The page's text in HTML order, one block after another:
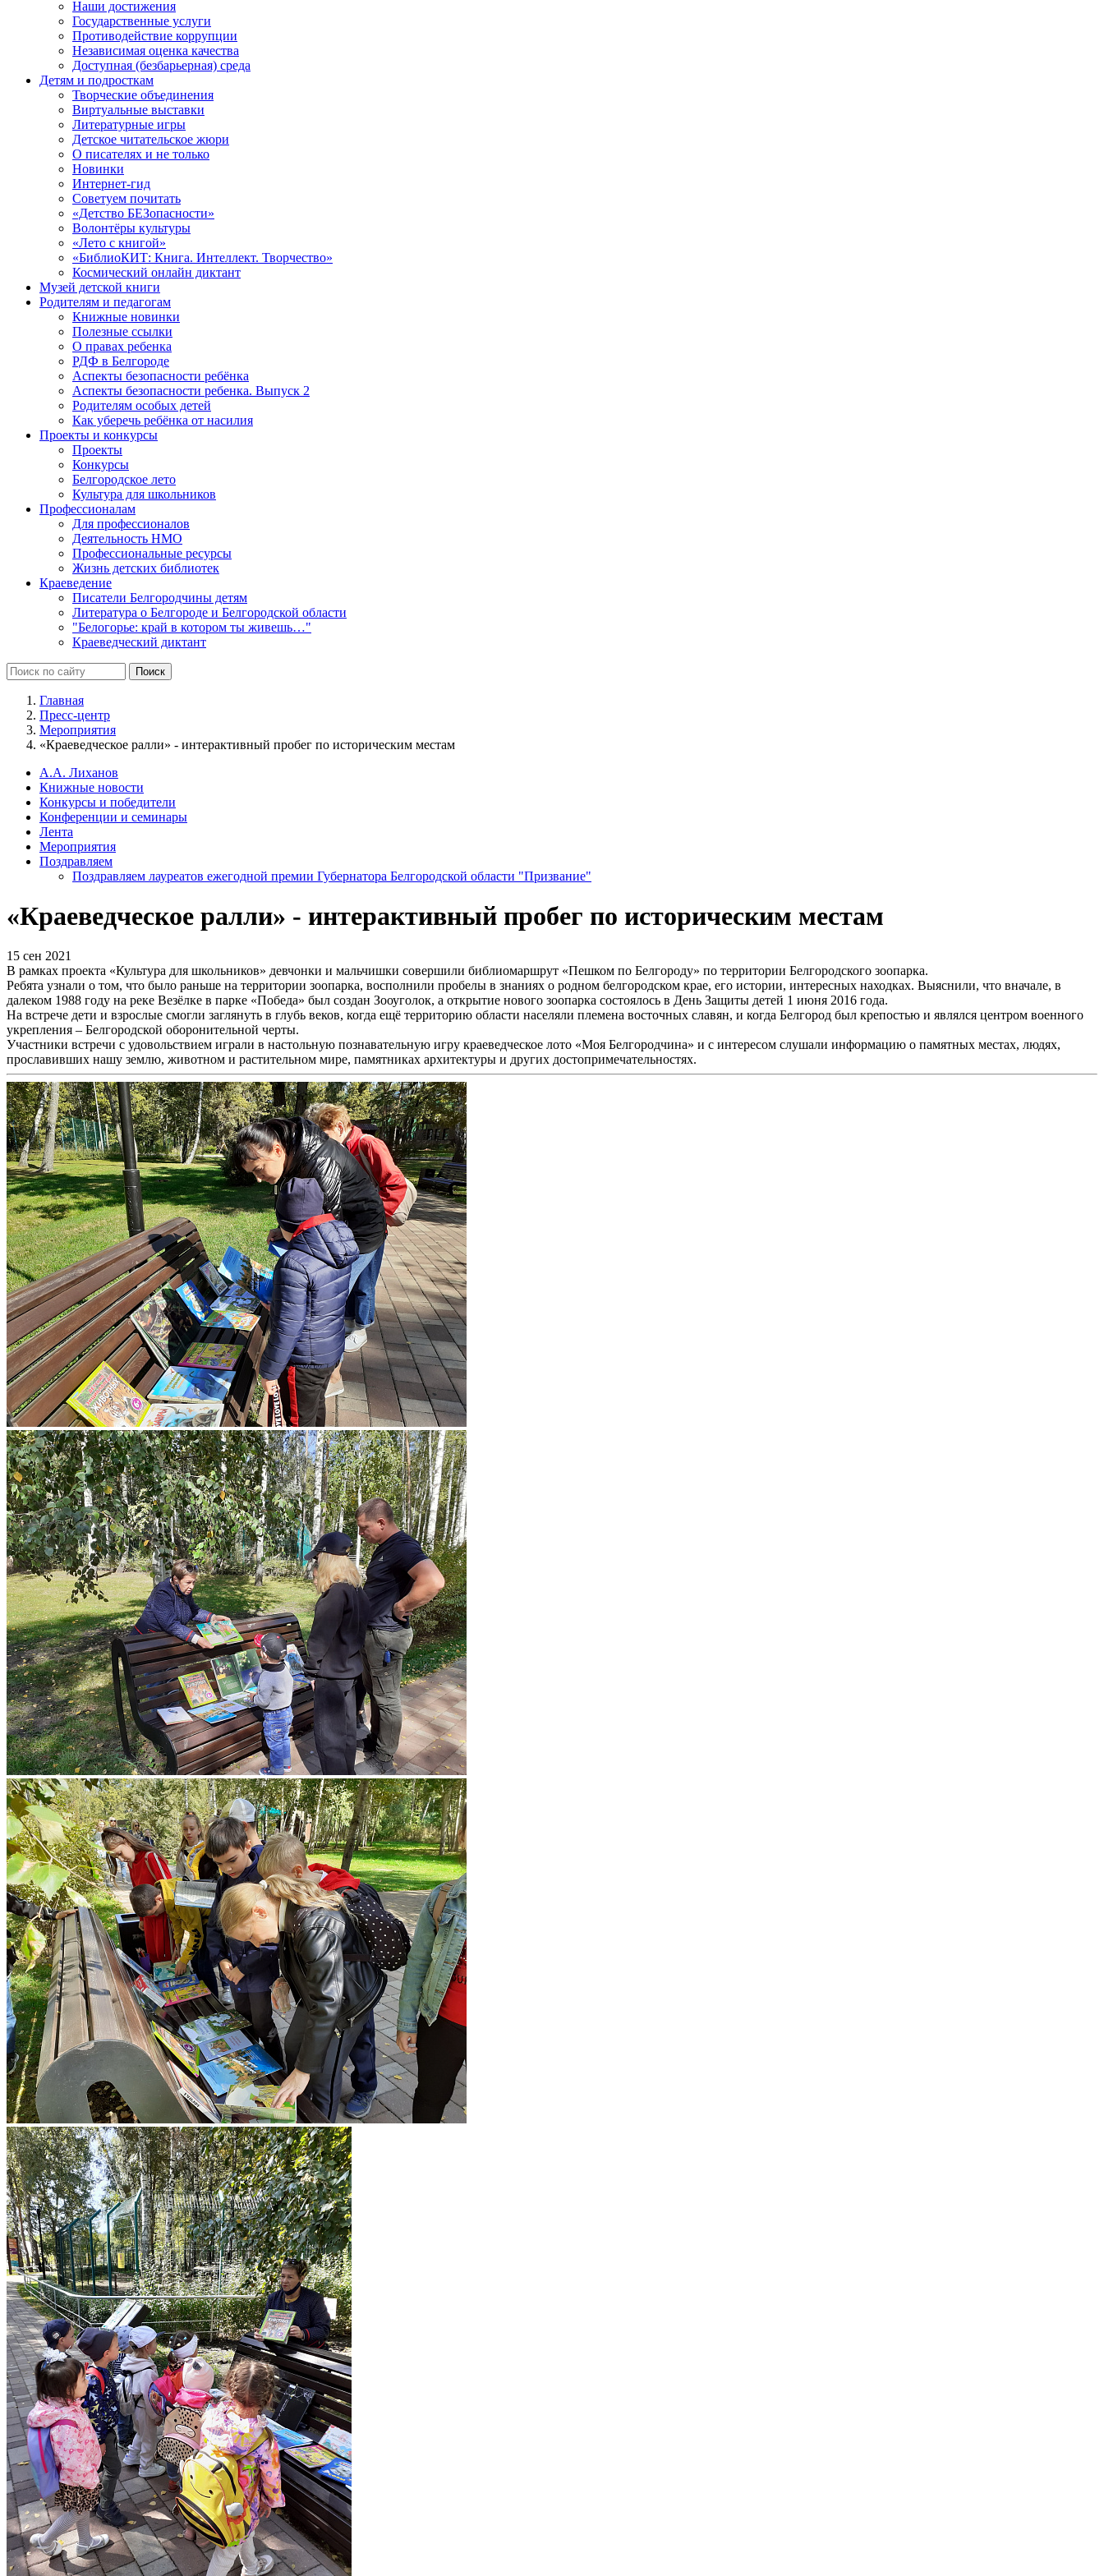
Наши достижения
Государственные услуги
Противодействие коррупции
Независимая оценка качества
Доступная (безбарьерная) среда
Детям и подросткам
Творческие объединения
Виртуальные выставки
Литературные игры
Детское читательское жюри
О писателях и не только
Новинки
Интернет-гид
Советуем почитать
«Детство БЕЗопасности»
Волонтёры культуры
«Лето с книгой»
«БиблиоКИТ: Книга. Интеллект. Творчество»
Космический онлайн диктант
Музей детской книги
Родителям и педагогам
Книжные новинки
Полезные ссылки
О правах ребенка
РДФ в Белгороде
Аспекты безопасности ребёнка
Аспекты безопасности ребенка. Выпуск 2
Родителям особых детей
Как уберечь ребёнка от насилия
Проекты и конкурсы
Проекты
Конкурсы
Белгородское лето
Культура для школьников
Профессионалам
Для профессионалов
Деятельность НМО
Профессиональные ресурсы
Жизнь детских библиотек
Краеведение
Писатели Белгородчины детям
Литература о Белгороде и Белгородской области
"Белогорье: край в котором ты живешь…"
Краеведческий диктант
Главная
Пресс-центр
Мероприятия
«Краеведческое ралли» - интерактивный пробег по историческим местам
А.А. Лиханов
Книжные новости
Конкурсы и победители
Конференции и семинары
Лента
Мероприятия
Поздравляем
Поздравляем лауреатов ежегодной премии Губернатора Белгородской области "Призвание"
«Краеведческое ралли» - интерактивный пробег по историческим местам
15 сен 2021
В рамках проекта «Культура для школьников» девчонки и мальчишки совершили библиомаршрут «Пешком по Белгороду» по территории Белгородского зоопарка.
Ребята узнали о том, что было раньше на территории зоопарка, восполнили пробелы в знаниях о родном белгородском крае, его истории, интересных находках. Выяснили, что вначале, в
далеком 1988 году на реке Везёлке в парке «Победа» был создан Зооуголок, а открытие нового зоопарка состоялось в День Защиты детей 1 июня 2016 года.
На встрече дети и взрослые смогли заглянуть в глубь веков, когда ещё территорию области населяли племена восточных славян, и когда Белгород был крепостью и являлся центром военного
укрепления – Белгородской оборонительной черты.
Участники встречи с удовольствием играли в настольную познавательную игру краеведческое лото «Моя Белгородчина» и с интересом слушали информацию о памятных местах, людях,
прославивших нашу землю, животном и растительном мире, памятниках архитектуры и других достопримечательностях.